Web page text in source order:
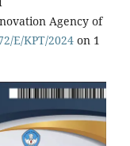
Agency of
E/KPT/2024 on 1